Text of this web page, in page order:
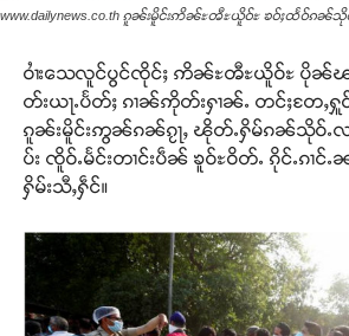
www.dailynews.co.th ၵူၼ်းမိူင်းဢိၼ်ႊၻီႊယိူဝ်ႊ ၶဝ်ႈထႅဝ်ၵၼ်
ဝၢႆးသေလူင်ပွင်ၸိုင်ႈ ဢိၼ်ႊၻီႊယိူဝ်ႊ ပိုၼ်ၽ
တ်းယႃႉပႅတ်ႈ ၵၢၼ်ဢိုတ်းႁၢၼ်ႉ တင်ႈတႄႇႁူ
ၵူၼ်းမိူင်းဢွၼ်ၵၼ်ၵႂႃႇ ၽိုတ်ႉႁိမ်ၵၼ်သိုဝ်ႉလ
ပ်း ၸိူဝ်ႉမႅင်းတၢင်းပဵၼ် ၶူဝ်ႊဝိတ်ႉ ၵိုင်ႉၵၢင်
ႁိမ်းသီႇႁဵင်။